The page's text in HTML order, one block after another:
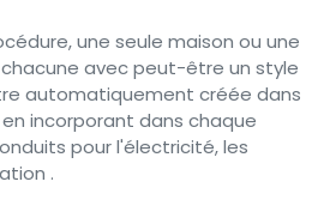
une seule maison ou une
avec peut-être un style
automatiquement créée dans
incorporant dans chaque
pour l'électricité, les
.